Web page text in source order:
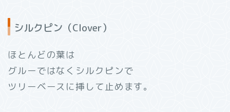
シルクピン（Clover）
ほとんどの葉は
グルーではなくシルクピンで
ツリーベースに挿して止めます。